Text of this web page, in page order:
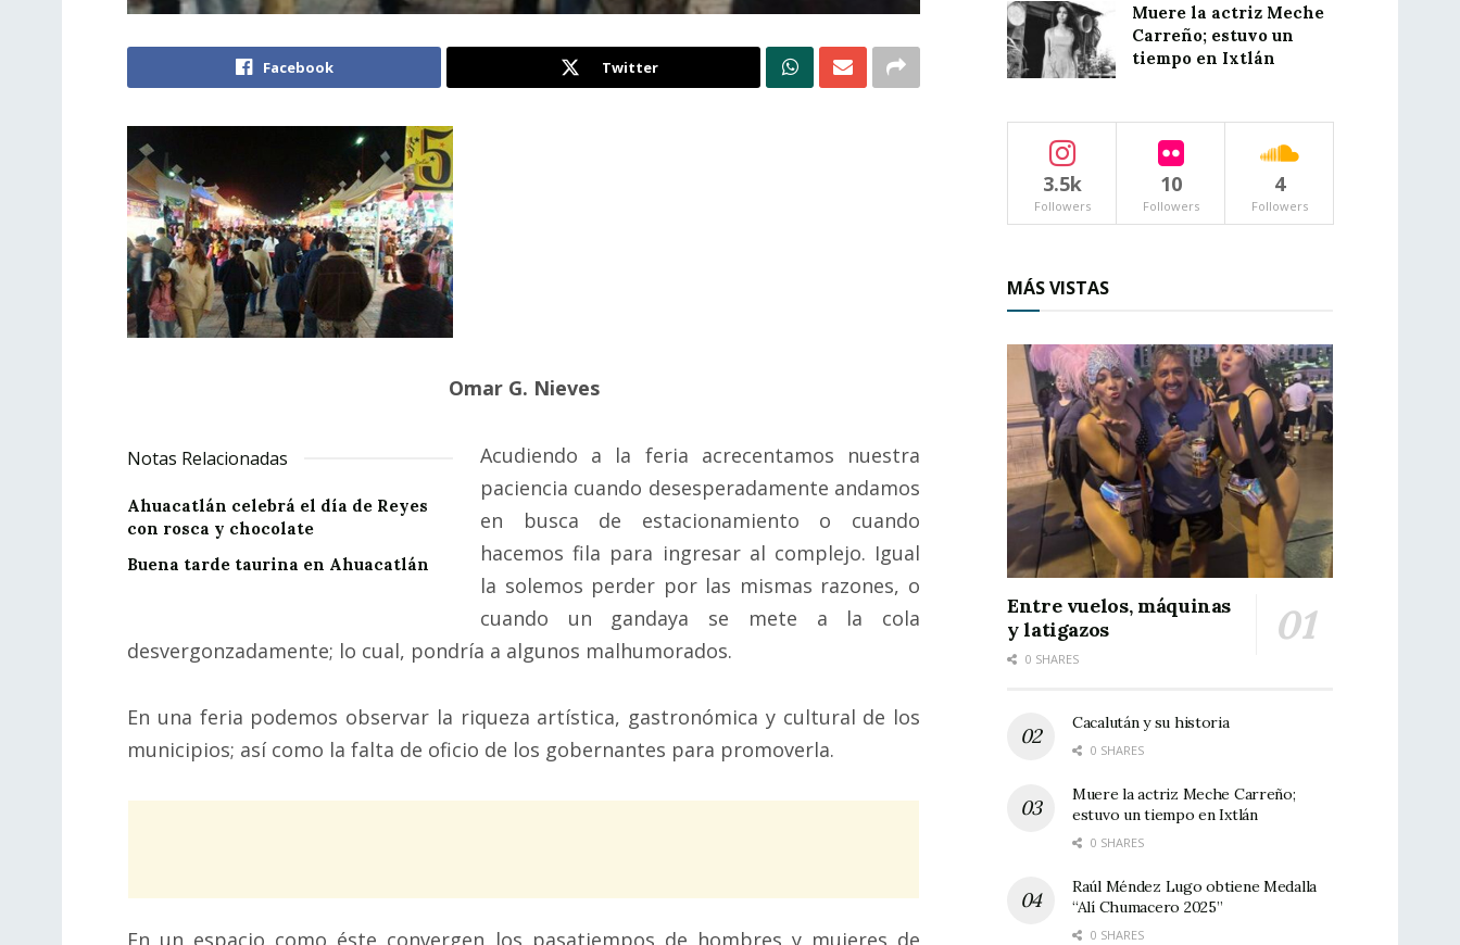
Facebook Twitter
Omar G. Nieves
Notas Relacionadas
Ahuacatlán celebrá el día de Reyes
con rosca y chocolate
Buena tarde taurina en Ahuacatlán
Acudiendo a la feria acrecentamos nuestra
paciencia cuando desesperadamente andamos
en busca de estacionamiento o cuando
hacemos fila para ingresar al complejo. Igual
la solemos perder por las mismas razones, o
cuando un gandaya se mete a la cola
desvergonzadamente; lo cual, pondría a algunos malhumorados.
En una feria podemos observar la riqueza artística, gastronómica y cultural de los
municipios; así como la falta de oficio de los gobernantes para promoverla.
En un espacio como éste convergen los pasatiempos de hombres y mujeres de
Muere la actriz Meche
Carreño; estuvo un
tiempo en Ixtlán
3.5k
Followers
10
Followers
4
Followers
MÁS VISTAS
Entre vuelos, máquinas
y latigazos
0 SHARES
Cacalután y su historia
0 SHARES
Muere la actriz Meche Carreño;
estuvo un tiempo en Ixtlán
0 SHARES
Raúl Méndez Lugo obtiene Medalla
“Alí Chumacero 2025”
0 SHARES